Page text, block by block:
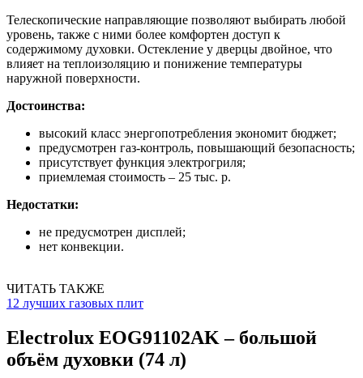
Телескопические направляющие позволяют выбирать любой
уровень, также с ними более комфортен доступ к
содержимому духовки. Остекление у дверцы двойное, что
влияет на теплоизоляцию и понижение температуры
наружной поверхности.
Достоинства:
высокий класс энергопотребления экономит бюджет;
предусмотрен газ-контроль, повышающий безопасность;
присутствует функция электрогриля;
приемлемая стоимость – 25 тыс. р.
Недостатки:
не предусмотрен дисплей;
нет конвекции.
ЧИТАТЬ ТАКЖЕ
12 лучших газовых плит
Electrolux EOG91102AK – большой
объём духовки (74 л)